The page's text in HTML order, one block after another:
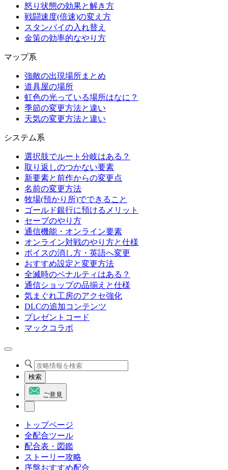
怒り状態の効果と解き方
戦闘速度(倍速)の変え方
スタンバイの入れ替え
金策の効率的なやり方
マップ系
強敵の出現場所まとめ
道具屋の場所
虹色の光っている場所はなに？
季節の変更方法と違い
天気の変更方法と違い
システム系
選択肢でルート分岐はある？
取り返しのつかない要素
新要素と前作からの変更点
名前の変更方法
牧場(預かり所)でできること
ゴールド銀行に預けるメリット
セーブのやり方
通信機能・オンライン要素
オンライン対戦のやり方と仕様
ボイスの消し方・英語へ変更
おすすめ設定と変更方法
全滅時のペナルティはある？
通信ショップの品揃えと仕様
気まぐれ工房のアクセ強化
DLCの追加コンテンツ
プレゼントコード
マックコラボ
検索
ご意見
トップページ
全配合ツール
配合表・図鑑
ストーリー攻略
序盤おすすめ配合